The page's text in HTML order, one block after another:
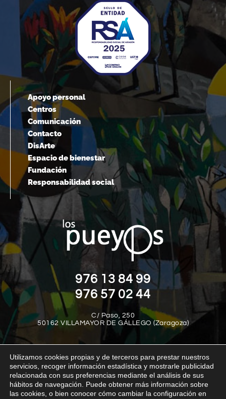
Apoyo personal
Centros
Comunicación
Contacto
DisArte
Espacio de bienestar
Fundación
Responsabilidad social
976 13 84 99
976 57 02 44
C/ Paso, 250
50162 VILLAMAYOR DE GÁLLEGO (Zaragoza)
Aviso legal Política de privacidad Política de cookies
Utilizamos cookies propias y de terceros para prestar nuestros
servicios, recoger información estadística y mostrarle publicidad
relacionada con sus preferencias mediante el análisis de sus
hábitos de navegación. Puede obtener más información sobre
las cookies, o bien conocer cómo cambiar la configuración en